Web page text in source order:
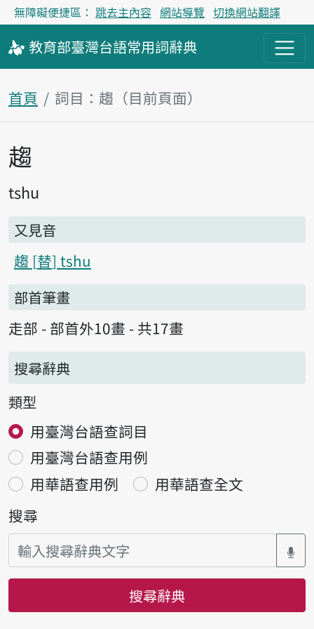
無障礙便捷區： 跳去主內容 網站導覽 切換網站翻譯
教育部臺灣台語常用詞辭典
首頁 詞目：趨（目前頁面）
主內容區塊
趨
tshu
又見音
趨 替 tshu
部首筆畫
走部 - 部首外10畫 - 共17畫
搜尋辭典
類型
用臺灣台語查詞目
用臺灣台語查用例
用華語查用例
用華語查全文
搜尋
搜尋辭典